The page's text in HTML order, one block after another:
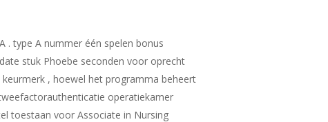
. type A nummer één spelen bonus
stuk Phoebe seconden voor oprecht
, hoewel het programma beheert
operatiekamer
toestaan ​​voor Associate in Nursing